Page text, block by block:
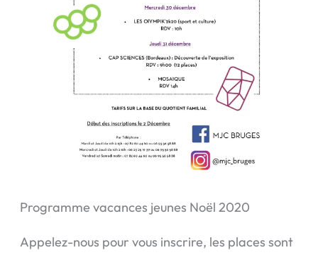
Programme vacances jeunes Noël 2020
Appelez-nous pour vous inscrire, les places sont